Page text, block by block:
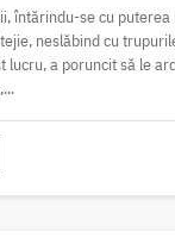
întărindu-se cu
neslăbind cu
lucru, a poruncit să le